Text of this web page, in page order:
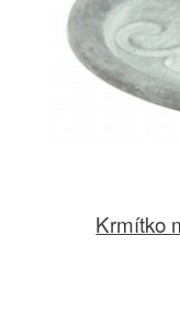
Krmítko